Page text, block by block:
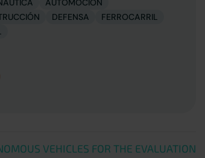
DEFENSA
FERROCARRIL
VEHICLES FOR THE EVALUATION